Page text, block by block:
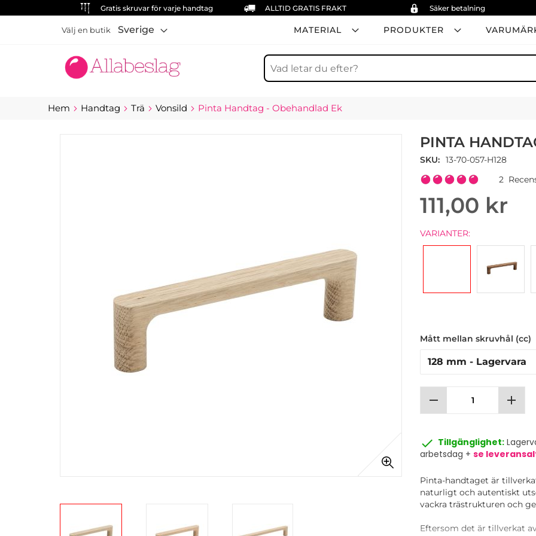
Gratis skruvar för varje handtag ALLTID GRATIS FRAKT Säker betalning
MATERIAL PRODUKTER
Välj en butik Sverige
Sök
Hem Handtag Trä Vonsild Pinta Handtag - Obehandlad Ek
PINTA
SKU
13-70-057-H128
Rating:
2
111,00 kr
VARIANTER:
Mått mellan skruvhål (cc)
remove add
done Tillgänglighet:
arbetsdag + se
Pinta-handtaget är
naturligt och autentiskt
vackra trästrukturen och
Eftersom det är tillverkat